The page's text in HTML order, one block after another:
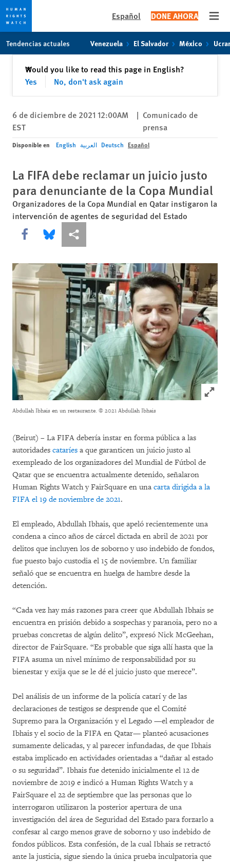
content
Español DONE AHORA
Tendencias actuales Venezuela El Salvador México
Would you like to read this page in English?
Yes
No, don't ask again
✕Cerrar
6 de diciembre de 2021 12:00AM
EST
| Comunicado de
prensa
Disponible en English العربية Deutsch Español
La FIFA debe reclamar un juicio justo
para denunciante de la Copa Mundial
Organizadores de la Copa Mundial en Qatar instigaron la
intervención de agentes de seguridad del Estado
Share this via Facebook
Share this via Bluesky
Share this via Compartir
Click
Abdullah Ibhais en un restaurante. © 2021 Abdullah Ibhais
(Beirut) – La FIFA debería instar en forma pública a las
autoridades cataríes a que garanticen un juicio justo al
exempleado de los organizadores del Mundial de Fútbol de
Qatar que se encuentra actualmente detenido, señalaron
Human Rights Watch y FairSquare en una carta dirigida a la
FIFA el 19 de noviembre de 2021.
El empleado, Abdullah Ibhais, que apeló recientemente una
condena a cinco años de cárcel dictada en abril de 2021 por
delitos que incluyen los de soborno y uso indebido de fondos,
fue puesto bajo custodia el 15 de noviembre. Un familiar
señaló que se encuentra en huelga de hambre desde la
detención.
“Cada vez hay más razones para creer que Abdullah Ibhais se
encuentra en prisión debido a sospechas y paranoia, pero no a
pruebas concretas de algún delito”, expresó Nick McGeehan,
director de FairSquare. “Es probable que siga allí hasta que la
FIFA asuma un nivel mínimo de responsabilidad por su
bienestar y exija que se le dé el juicio justo que merece”.
Del análisis de un informe de la policía catarí y de las
declaraciones de testigos se desprende que el Comité
Supremo para la Organización y el Legado —el empleador de
Ibhais y el socio de la FIFA en Qatar— planteó acusaciones
sumamente delicadas, y al parecer infundadas, de que Ibhais
estaba implicado en actividades orientadas a “dañar al estado
o su seguridad”. Ibhais fue detenido inicialmente el 12 de
noviembre de 2019 e indicó a Human Rights Watch y a
FairSquare el 22 de septiembre que las personas que lo
interrogaron utilizaron la posterior apertura de una
investigación del área de Seguridad del Estado para forzarlo a
confesar al cargo menos grave de soborno y uso indebido de
fondos públicos. Esta confesión, de la cual Ibhais se retractó
ante la justicia, sigue siendo la única prueba inculpatoria que